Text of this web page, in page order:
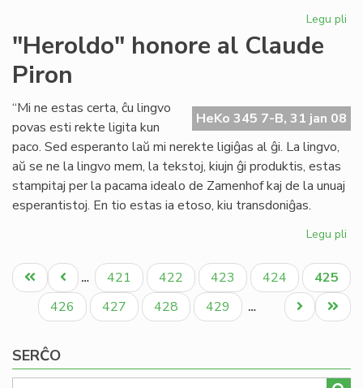
Legu pli
"Heroldo" honore al Claude
Piron
HeKo 345 7-B, 31 jan 08
“Mi ne estas certa, ĉu lingvo
povas esti rekte ligita kun
paco. Sed esperanto laŭ mi nerekte ligiĝas al ĝi. La lingvo,
aŭ se ne la lingvo mem, la tekstoj, kiujn ĝi produktis, estas
stampitaj per la pacama idealo de Zamenhof kaj de la unuaj
esperantistoj. En tio estas ia etoso, kiu transdoniĝas.
Legu pli
al
Pagination
Unua
paĝo
Antaŭa
paĝo
… Paĝo
421 Paĝo
422 Paĝo
423 Paĝo
424
Aktuala
paĝo
425
Paĝo
426 Paĝo
427 Paĝo
428 Paĝo
429 …
Last
page
Next
page
SERĈO